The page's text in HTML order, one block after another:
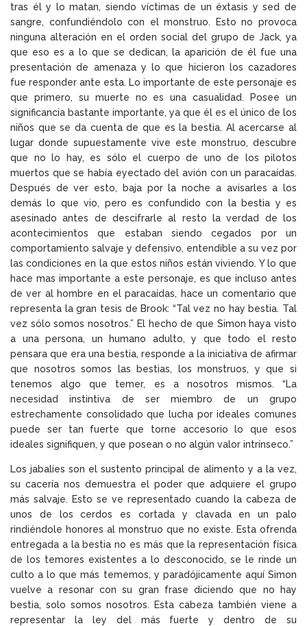
tras él y lo matan, siendo víctimas de un éxtasis y sed de
sangre, confundiéndolo con el monstruo. Esto no provoca
ninguna alteración en el orden social del grupo de Jack, ya
que eso es a lo que se dedican, la aparición de él fue una
presentación de amenaza y lo que hicieron los cazadores
fue responder ante esta. Lo importante de este personaje es
que primero, su muerte no es una casualidad. Posee un
significancia bastante importante, ya que él es el único de los
niños que se da cuenta de que es la bestia. Al acercarse al
lugar donde supuestamente vive este monstruo, descubre
que no lo hay, es sólo el cuerpo de uno de los pilotos
muertos que se había eyectado del avión con un paracaídas.
Después de ver esto, baja por la noche a avisarles a los
demás lo que vio, pero es confundido con la bestia y es
asesinado antes de descifrarle al resto la verdad de los
acontecimientos que estaban siendo cegados por un
comportamiento salvaje y defensivo, entendible a su vez por
las condiciones en la que estos niños están viviendo. Y lo que
hace mas importante a este personaje, es que incluso antes
de ver al hombre en el paracaídas, hace un comentario que
representa la gran tesis de Brook: “Tal vez no hay bestia. Tal
vez sólo somos nosotros.” El hecho de que Simon haya visto
a una persona, un humano adulto, y que todo el resto
pensara que era una bestia, responde a la iniciativa de afirmar
que nosotros somos las bestias, los monstruos, y que si
tenemos algo que temer, es a nosotros mismos. “La
necesidad instintiva de ser miembro de un grupo
estrechamente consolidado que lucha por ideales comunes
puede ser tan fuerte que torne accesorio lo que esos
ideales signifiquen, y que posean o no algún valor intrínseco.”
Los jabalíes son el sustento principal de alimento y a la vez,
su cacería nos demuestra el poder que adquiere el grupo
más salvaje. Esto se ve representado cuando la cabeza de
unos de los cerdos es cortada y clavada en un palo
rindiéndole honores al monstruo que no existe. Esta ofrenda
entregada a la bestia no es más que la representación física
de los temores existentes a lo desconocido, se le rinde un
culto a lo que más tememos, y paradójicamente aquí Simon
vuelve a resonar con su gran frase diciendo que no hay
bestia, solo somos nosotros. Esta cabeza también viene a
representar la ley del más fuerte y dentro de su